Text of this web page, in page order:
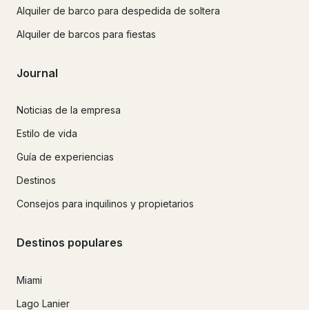
Alquiler de barco para despedida de soltera
Alquiler de barcos para fiestas
Journal
Noticias de la empresa
Estilo de vida
Guía de experiencias
Destinos
Consejos para inquilinos y propietarios
Destinos populares
Miami
Lago Lanier